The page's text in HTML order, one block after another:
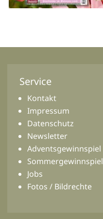
Service
Kontakt
Impressum
Datenschutz
Newsletter
Adventsgewinnspiel
Sommergewinnspiel
Jobs
Fotos / Bildrechte